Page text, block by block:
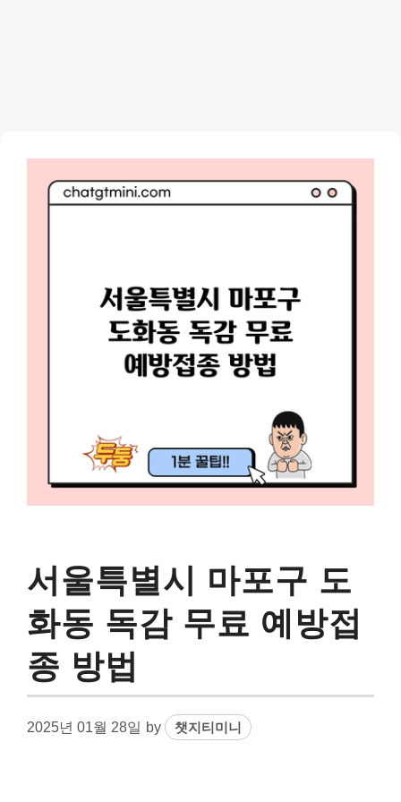
서울특별시 마포구 도
화동 독감 무료 예방접
종 방법
2025년 01월 28일 by 챗지티미니